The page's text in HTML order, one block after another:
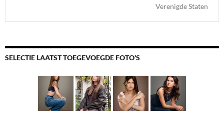
Verenigde Staten
SELECTIE LAATST TOEGEVOEGDE FOTO'S